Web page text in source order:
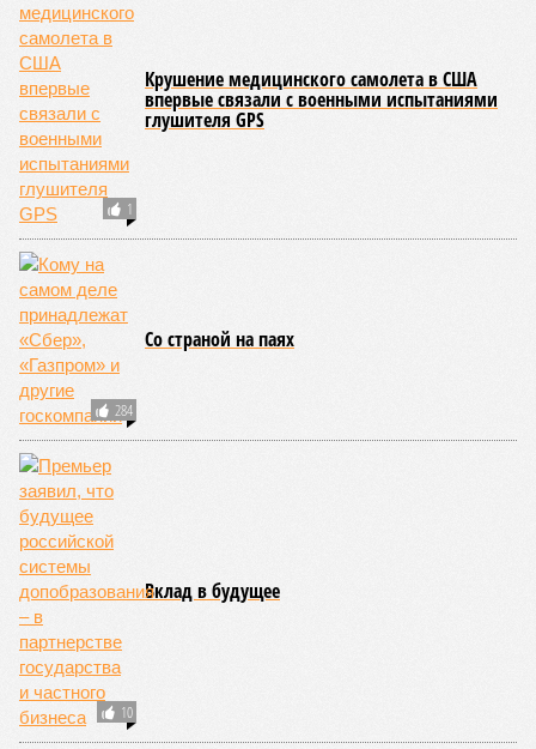
1
Крушение медицинского самолета в США
впервые связали с военными испытаниями
глушителя GPS
284
Со страной на паях
10
Вклад в будущее